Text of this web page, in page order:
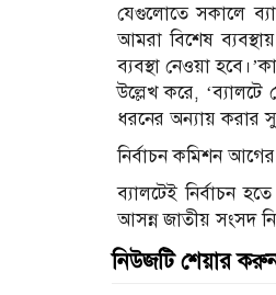
যেগুলোতে সকালে
আমরা বিশেষ
ব্যবস্থা নেওয়া
উল্লেখ করে,
ধরনের অন্যায় করার
নির্বাচন কমিশন
ব্যালটেই নির্বাচন
আসন্ন জাতীয় সংসদ
নিউজটি শেয়ার